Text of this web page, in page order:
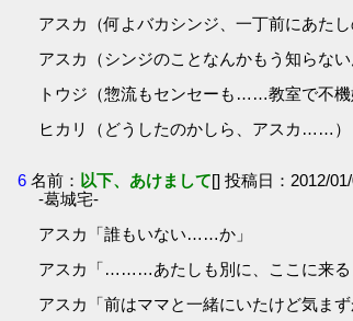
アスカ（何よバカシンジ、一丁前にあた
アスカ（シンジのことなんかもう知らない
トウジ（惣流もセンセーも……教室で不
ヒカリ（どうしたのかしら、アスカ……）
6 名前： 以下、あけまして[] 投稿日：2012/
-葛城宅-
アスカ「誰もいない……か」
アスカ「………あたしも別に、ここに来る
アスカ「前はママと一緒にいたけど気まず